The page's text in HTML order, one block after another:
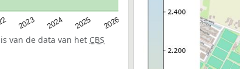
2023 2024 2025 2026
van de data van het CBS